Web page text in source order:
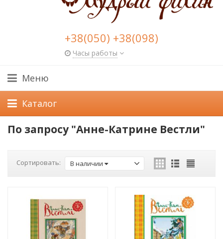
+38(050) +38(098)
Часы работы
Меню
Каталог
По запросу "Анне-Катрине Вестли"
Сортировать: В наличии